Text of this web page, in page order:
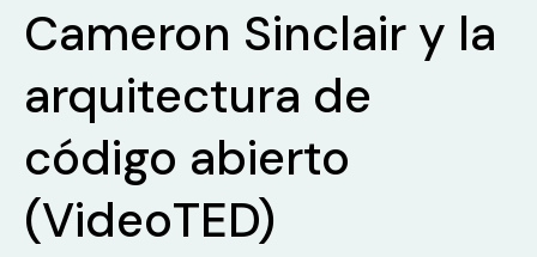
de
arquitectura
(Video
Cameron Sinclair y la
arquitectura de
código abierto
(VideoTED)